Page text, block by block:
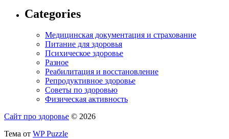
Categories
Медицинская документация и страхование
Питание для здоровья
Психическое здоровье
Разное
Реабилитация и восстановление
Репродуктивное здоровье
Советы по здоровью
Физическая активность
Сайт про здоровье © 2026
Тема от WP Puzzle